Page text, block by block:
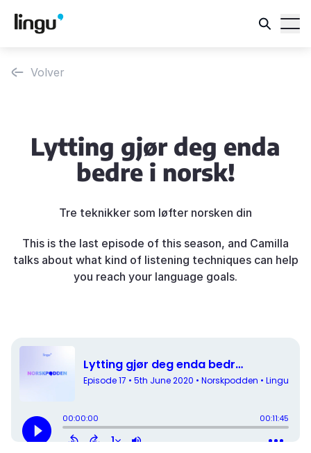
Volver
Lytting gjør deg enda
bedre i norsk!
Tre teknikker som løfter norsken din
This is the last episode of this season, and Camilla
talks about what kind of listening techniques can help
you reach your language goals.